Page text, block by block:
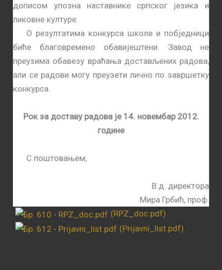
дописом упозна наставнике српског језика и
ликовне културе.
О резултатима конкурса школе и побједници
биће благовремено обавијештени. Завод не
преузима обавезу враћања достављених радова,
али се радови могу преузети лично по завршетку
конкурса.
Рок за доставу радова је 14. новембар2012.
године
С поштовањем,
В.д. директора
Мира Грбић, проф.
(RPZ_doc.pdf)
(Prijavni_list.pdf)